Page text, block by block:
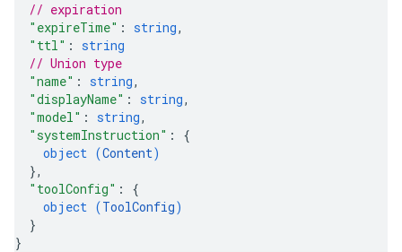
// expiration
"expireTime" : string,
"ttl" : string
// Union type
"name" : string,
"displayName" : string,
"model" : string,
"systemInstruction" : {
object (Content)
},
"toolConfig" : {
object (ToolConfig)
}
}